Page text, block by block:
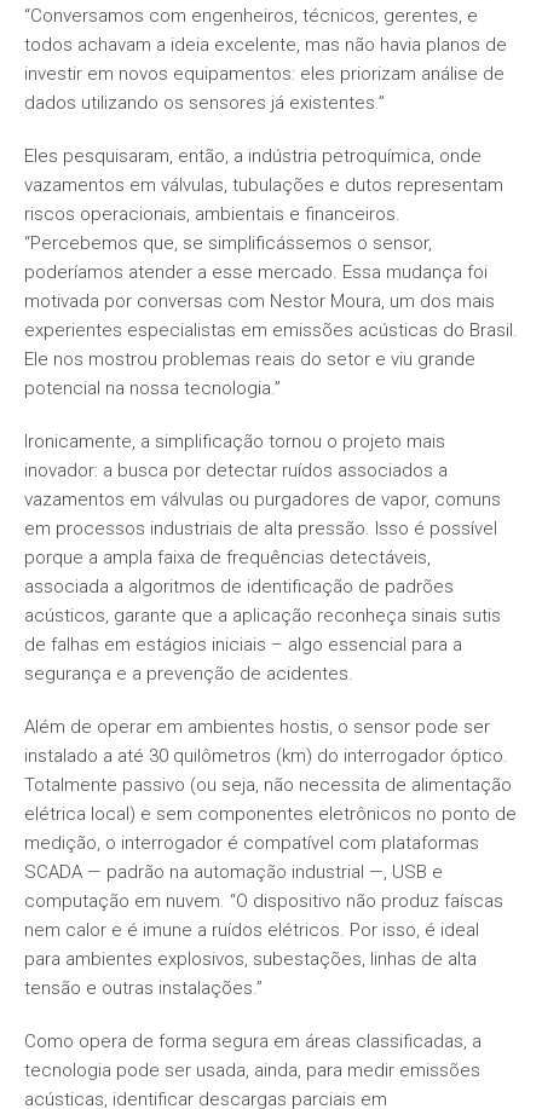
“Conversamos com engenheiros, técnicos, gerentes, e
todos achavam a ideia excelente, mas não havia planos de
investir em novos equipamentos: eles priorizam análise de
dados utilizando os sensores já existentes.”
Eles pesquisaram, então, a indústria petroquímica, onde
vazamentos em válvulas, tubulações e dutos representam
riscos operacionais, ambientais e financeiros.
“Percebemos que, se simplificássemos o sensor,
poderíamos atender a esse mercado. Essa mudança foi
motivada por conversas com Nestor Moura, um dos mais
experientes especialistas em emissões acústicas do Brasil.
Ele nos mostrou problemas reais do setor e viu grande
potencial na nossa tecnologia.”
Ironicamente, a simplificação tornou o projeto mais
inovador: a busca por detectar ruídos associados a
vazamentos em válvulas ou purgadores de vapor, comuns
em processos industriais de alta pressão. Isso é possível
porque a ampla faixa de frequências detectáveis,
associada a algoritmos de identificação de padrões
acústicos, garante que a aplicação reconheça sinais sutis
de falhas em estágios iniciais – algo essencial para a
segurança e a prevenção de acidentes.
Além de operar em ambientes hostis, o sensor pode ser
instalado a até 30 quilômetros (km) do interrogador óptico.
Totalmente passivo (ou seja, não necessita de alimentação
elétrica local) e sem componentes eletrônicos no ponto de
medição, o interrogador é compatível com plataformas
SCADA — padrão na automação industrial —, USB e
computação em nuvem. “O dispositivo não produz faíscas
nem calor e é imune a ruídos elétricos. Por isso, é ideal
para ambientes explosivos, subestações, linhas de alta
tensão e outras instalações.”
Como opera de forma segura em áreas classificadas, a
tecnologia pode ser usada, ainda, para medir emissões
acústicas, identificar descargas parciais em